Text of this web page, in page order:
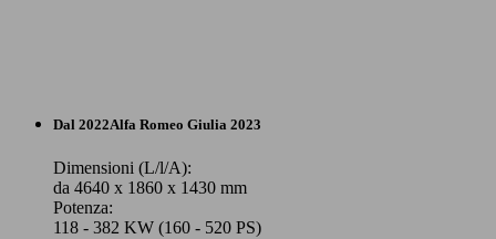
Dal 2022Alfa Romeo Giulia 2023
Dimensioni (L/l/A):
da 4640 x 1860 x 1430 mm
Potenza:
118 - 382 KW (160 - 520 PS)